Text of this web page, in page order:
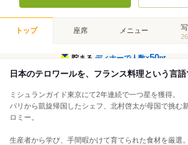
トップ 座席 メニュー
貯まるディナーで人数×50pt
日本のテロワールを、フランス料理という言語
ミシュランガイド東京にて2年連続で一つ星を獲得。
パリから凱旋帰国したシェフ、北村啓太が母国で挑む
ロミー。
生産者から学び、手間暇かけて育てられた食材を厳選。